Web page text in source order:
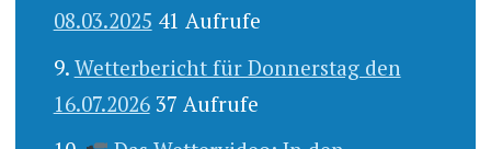
08.03.2025 41 Aufrufe
Wetterbericht für Donnerstag den
16.07.2026 37 Aufrufe